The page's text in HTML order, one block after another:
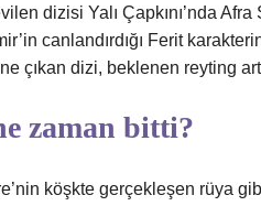
dizisi Yalı Çapkını’nda
canlandırdığı Ferit
çıkan dizi, beklenen reyting
zaman bitti?
köşkte gerçekleşen rüya